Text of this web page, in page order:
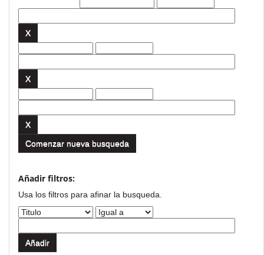
Comenzar nueva busqueda
Añadir filtros:
Usa los filtros para afinar la busqueda.